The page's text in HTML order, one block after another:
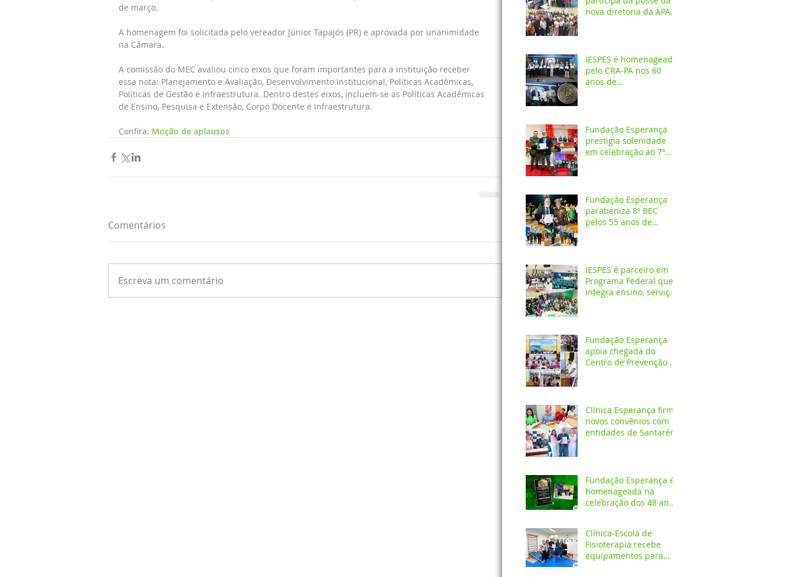
de março.
A homenagem foi solicitada pelo vereador Júnior Tapajós (PR) e aprovada por unanimidade
na Câmara.
A comissão do MEC avaliou cinco eixos que foram importantes para a instituição receber
essa nota: Planejamento e Avaliação, Desenvolvimento Institucional, Políticas Acadêmicas,
Políticas de Gestão e Infraestrutura. Dentro destes eixos, incluem-se as Políticas Acadêmicas
de Ensino, Pesquisa e Extensão, Corpo Docente e Infraestrutura.
Confira: Moção de aplausos
Comentários
Escreva um comentário
nova diretoria da APAE
IESPES é homenageado
pelo CRA-PA nos 60
anos de
Fundação Esperança
prestigia solenidade
em celebração ao 7º
Fundação Esperança
parabeniza 8º BEC
pelos 55 anos de
IESPES é parceiro em
Programa Federal que
integra ensino, serviços
do SUS
Fundação Esperança
apoia chegada do
Centro de Prevenção do
acadêmica
Clínica Esperança firma
novos convênios com
entidades de Santarém
Fundação Esperança é
homenageada na
celebração dos 48 anos
Clínica-Escola de
Fisioterapia recebe
equipamentos para